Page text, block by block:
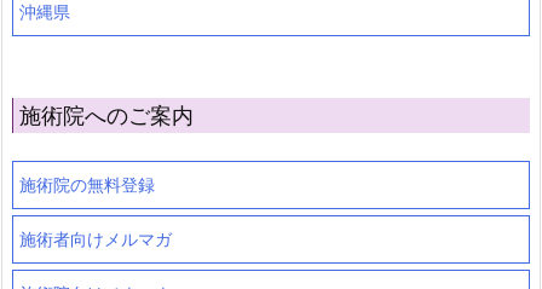
沖縄県
施術院へのご案内
施術院の無料登録
施術者向けメルマガ